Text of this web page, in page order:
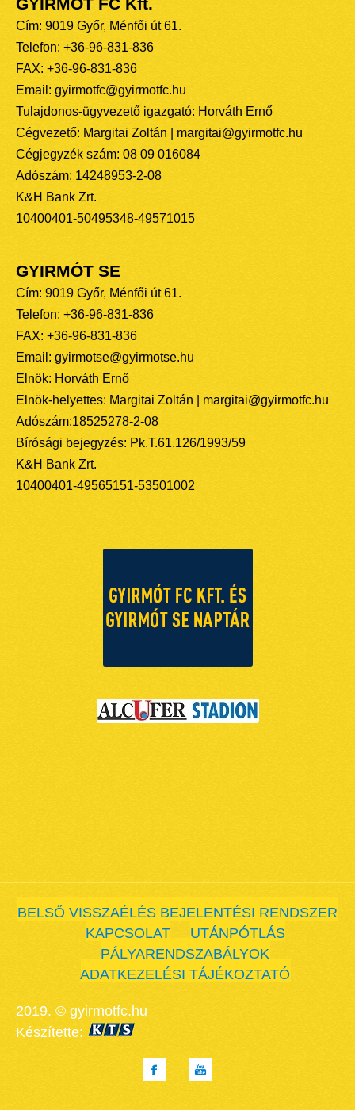
GYIRMÓT FC Kft.
Cím: 9019 Győr, Ménfői út 61.
Telefon: +36-96-831-836
FAX: +36-96-831-836
Email: gyirmotfc@gyirmotfc.hu
Tulajdonos-ügyvezető igazgató: Horváth Ernő
Cégvezető: Margitai Zoltán | margitai@gyirmotfc.hu
Cégjegyzék szám: 08 09 016084
Adószám: 14248953-2-08
K&H Bank Zrt.
10400401-50495348-49571015
GYIRMÓT SE
Cím: 9019 Győr, Ménfői út 61.
Telefon: +36-96-831-836
FAX: +36-96-831-836
Email: gyirmotse@gyirmotse.hu
Elnök: Horváth Ernő
Elnök-helyettes: Margitai Zoltán | margitai@gyirmotfc.hu
Adószám:18525278-2-08
Bírósági bejegyzés: Pk.T.61.126/1993/59
K&H Bank Zrt.
10400401-49565151-53501002
BELSŐ VISSZAÉLÉS BEJELENTÉSI RENDSZER
KAPCSOLAT
UTÁNPÓTLÁS
PÁLYARENDSZABÁLYOK
ADATKEZELÉSI TÁJÉKOZTATÓ
2019. © gyirmotfc.hu
Készítette: